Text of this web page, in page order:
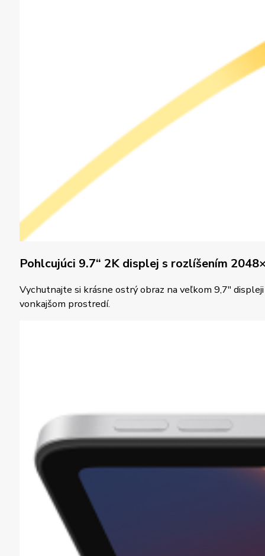
Pohlcujúci 9.7“ 2K displej s rozlíšením
Vychutnajte si krásne ostrý obraz na veľkom 9,7″
vonkajšom prostredí.